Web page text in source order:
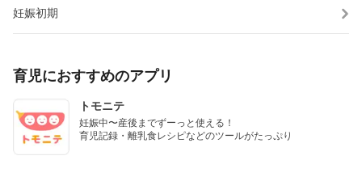
妊娠初期
育児におすすめのアプリ
トモニテ
妊娠中〜産後までずーっと使える！
育児記録・離乳食レシピなどのツールがたっぷり